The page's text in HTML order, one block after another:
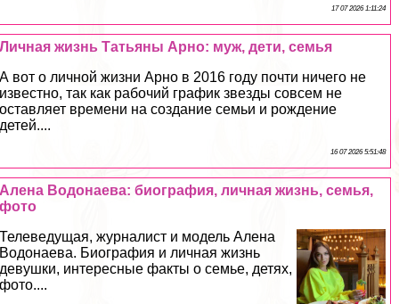
17 07 2026 1:11:24
Личная жизнь Татьяны Арно: муж, дети, семья
А вот о личной жизни Арно в 2016 году почти ничего не
известно, так как рабочий график звезды совсем не
оставляет времени на создание семьи и рождение
детей....
16 07 2026 5:51:48
Алена Водонаева: биография, личная жизнь, семья,
фото
Телеведущая, журналист и модель Алена
Водонаева. Биография и личная жизнь
дeвyшки, интересные факты о семье, детях,
фото....